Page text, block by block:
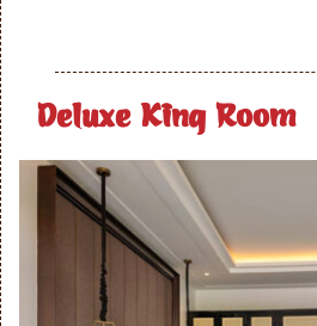
Deluxe King Room